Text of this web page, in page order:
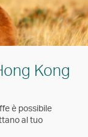
Kong
è possibile
al tuo